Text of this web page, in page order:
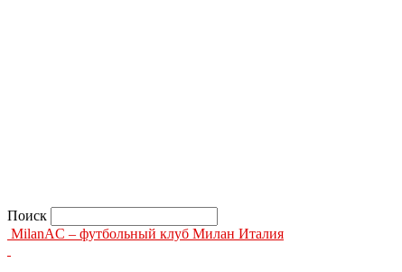
Поиск
MilanAC – футбольный клуб Милан Италия